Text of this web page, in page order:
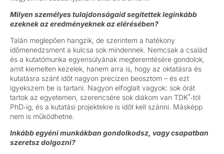
Milyen személyes tulajdonságaid segítettek leginkább
ezeknek az eredményeknek az elérésében?
Talán meglepően hangzik, de szerintem a hatékony
időmenedzsment a kulcsa sok mindennek. Nemcsak a család
és a kutatómunka egyensúlyának megteremtésére gondolok,
amit kiemelten kezelek, hanem arra is, hogy az oktatásra és
kutatásra szánt időt nagyon precízen beosztom – és ezt
igyekszem be is tartani. Nagyon elfoglalt vagyok: sok órát
tartok az egyetemen, szerencsére sok diákom van TDK*‑tól
PhD‑ig, és a kutatási projektekre is időt kell szánni. Másképp
nem is működhetne.
Inkább egyéni munkákban gondolkodsz, vagy csapatban
szeretsz dolgozni?